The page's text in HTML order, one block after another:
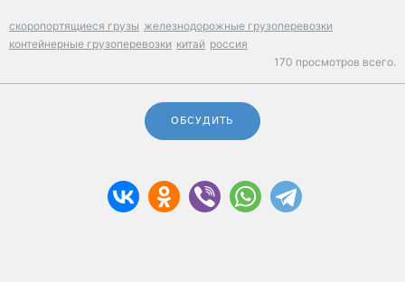
скоропортящиеся грузы железнодорожные грузоперевозки
контейнерные грузоперевозки китай россия
170 просмотров всего.
ОБСУДИТЬ